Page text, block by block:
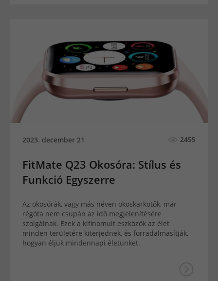
2023. december 21 2455
FitMate Q23 Okosóra: Stílus és
Funkció Egyszerre
Az okosórák, vagy más néven okoskarkötők, már
régóta nem csupán az idő megjelenítésére
szolgálnak. Ezek a kifinomult eszközök az élet
minden területére kiterjednek, és forradalmasítják,
hogyan éljük mindennapi életünket.